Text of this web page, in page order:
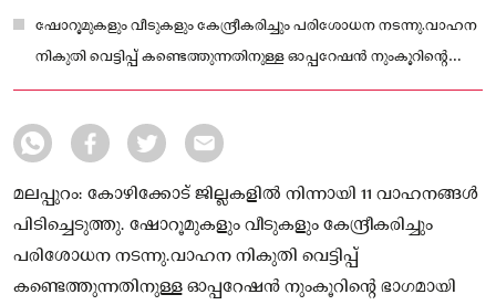
ഷോറൂമുകളും വീടുകളും കേന്ദ്രീകരിച്ചും പരിശോധന നടന്നു.വാഹന
നികുതി വെട്ടിപ്പ് കണ്ടെത്തുന്നതിനുള്ള ഓപ്പറേഷന്‍ നുംകൂറിന്റെ
ഭാഗമായി മലപ്പുറം, കോഴിക്കോട് ജില്ലകളില്‍ ഏഴിടങ്ങളിലാണ്
മലപ്പുറം: കോഴിക്കോട് ജില്ലകളില്‍ നിന്നായി 11 വാഹനങ്ങള്‍
പിടിച്ചെടുത്തു. ഷോറൂമുകളും വീടുകളും കേന്ദ്രീകരിച്ചും
പരിശോധന നടന്നു.വാഹന നികുതി വെട്ടിപ്പ്
കണ്ടെത്തുന്നതിനുള്ള ഓപ്പറേഷന്‍ നുംകൂറിന്റെ ഭാഗമായി